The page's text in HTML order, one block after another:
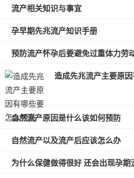
流产相关知识与事宜
孕早期先兆流产知识手册
预防流产怀孕后要避免过重体力劳
造成先兆流产主要原
自然流产原因是什么该如何预防
自然流产以及流产后应该怎么办
为什么保健做得很好 还会出现孕期